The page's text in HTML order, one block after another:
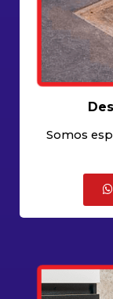
Somos